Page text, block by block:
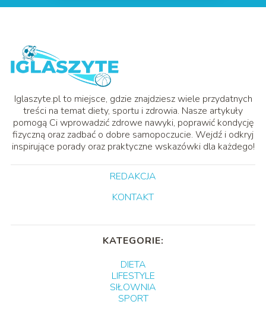
Iglaszyte.pl to miejsce, gdzie znajdziesz wiele przydatnych
treści na temat diety, sportu i zdrowia. Nasze artykuły
pomogą Ci wprowadzić zdrowe nawyki, poprawić kondycję
fizyczną oraz zadbać o dobre samopoczucie. Wejdź i odkryj
inspirujące porady oraz praktyczne wskazówki dla każdego!
REDAKCJA
KONTAKT
KATEGORIE:
DIETA
LIFESTYLE
SIŁOWNIA
SPORT